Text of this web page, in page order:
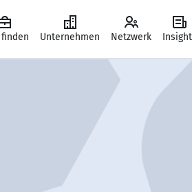
finden Unternehmen Netzwerk